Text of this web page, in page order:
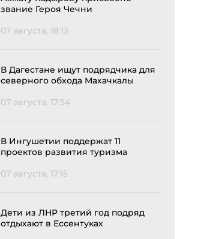
звание Героя Чечни
07 августа, 18:13
В Дагестане ищут подрядчика для
северного обхода Махачкалы
07 августа, 17:54
В Ингушетии поддержат 11
проектов развития туризма
07 августа, 17:15
Дети из ЛНР третий год подряд
отдыхают в Ессентуках